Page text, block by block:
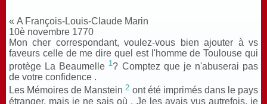
« A François-Louis-Claude Marin
10è novembre 1770
Mon cher correspondant, voulez-vous bien ajouter à vs
faveurs celle de me dire quel est l'homme de Toulouse qui
protège La Beaumelle 1? Comptez que je n'abuserai pas
de votre confidence .
Les Mémoires de Manstein2 ont été imprimés dans le pays
étranger, mais je ne sais où . Je les avais vus autrefois, je